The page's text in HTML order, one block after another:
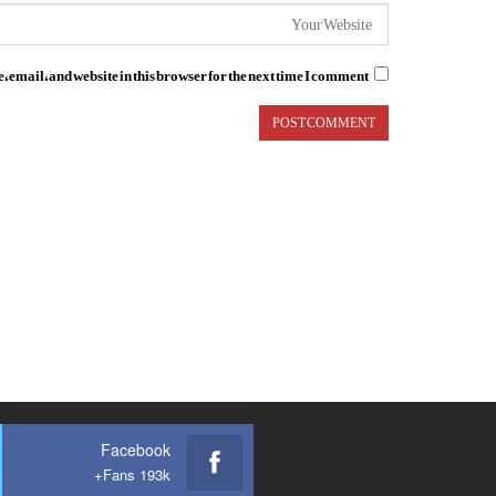
email, and website in this browser for the next time I comment.
Facebook
Fans 193k+